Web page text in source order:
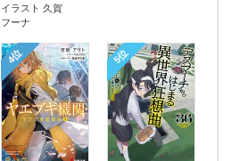
イラスト 久賀
フーナ
4位 5位